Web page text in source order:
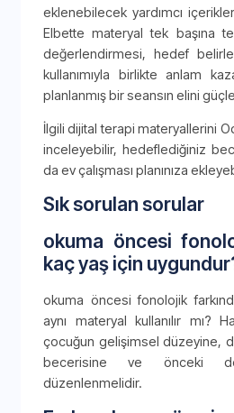
eklenebilecek yardımcı
Elbette materyal tek başına
değerlendirmesi, hedef
kullanımıyla birlikte anlam
planlanmış bir seansın elini
İlgili dijital terapi materyallerini
inceleyebilir, hedeflediğiniz
da ev çalışması planınıza
Sık sorulan sorular
okuma öncesi
kaç yaş için
okuma öncesi fonolojik
aynı materyal kullanılır mı?
çocuğun gelişimsel düzeyine,
becerisine ve önceki
düzenlenmelidir.